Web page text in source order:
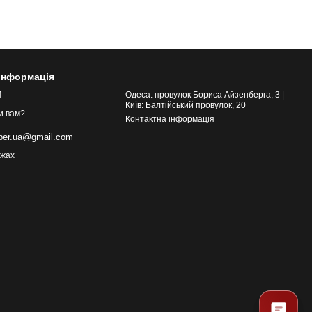
вам?
Одеса: провулок Бориса Айзенберга, 3 |
Київ: Балтійський провулок, 20
Контактна інформація